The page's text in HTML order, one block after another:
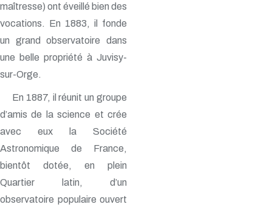
maîtresse) ont éveillé bien des
vocations. En 1883, il fonde
un grand observatoire dans
une belle propriété à Juvisy-
sur-Orge.
En 1887, il réunit un groupe
d’amis de la science et crée
avec eux la Société
Astronomique de France,
bientôt dotée, en plein
Quartier latin, d’un
observatoire populaire ouvert